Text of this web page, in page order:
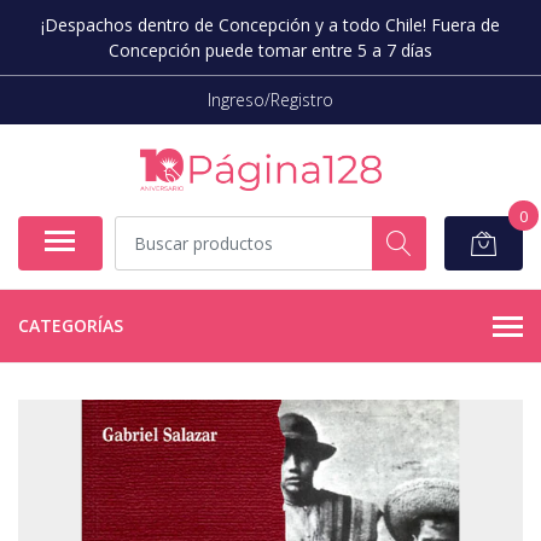
¡Despachos dentro de Concepción y a todo Chile! Fuera de
Concepción puede tomar entre 5 a 7 días
Ingreso/Registro
0
CATEGORÍAS